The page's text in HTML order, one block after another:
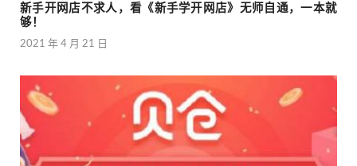
新手开网店不求人，看《新手学开网店》无师自通，一本就
够！
2021 年 4 月 21 日